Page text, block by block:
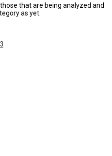
that are being analyzed and
as yet.